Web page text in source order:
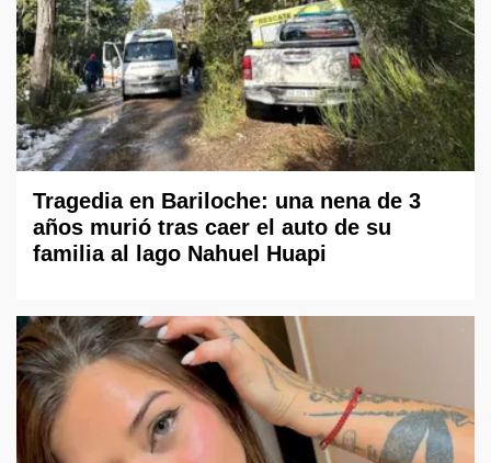
Tragedia en Bariloche: una nena de 3
años murió tras caer el auto de su
familia al lago Nahuel Huapi